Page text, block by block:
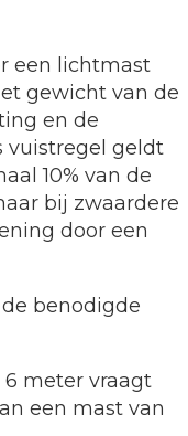
een lichtmast
gewicht van de
en de
vuistregel geldt
10% van de
bij zwaardere
door een
benodigde
6 meter vraagt
een mast van